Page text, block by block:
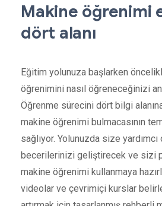
Makine öğrenimi
dört alanı
Eğitim yolunuza başlarken
öğrenimini nasıl öğreneceğinizi
Öğrenme sürecini dört bilgi
makine öğrenimi bulmacasının
sağlıyor. Yolunuzda size
becerilerinizi geliştirecek ve sizi
makine öğrenimi kullanmaya
videolar ve çevrimiçi kurslar